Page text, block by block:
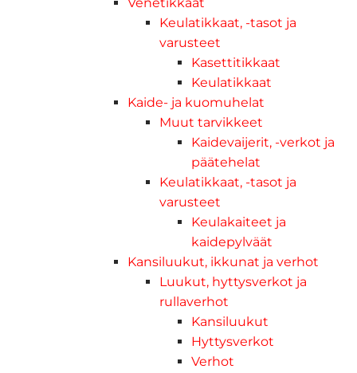
Keulatikkaat, -tasot ja
varusteet
Kasettitikkaat
Keulatikkaat
Kaide- ja kuomuhelat
Muut tarvikkeet
Kaidevaijerit, -verkot ja
päätehelat
Keulatikkaat, -tasot ja
varusteet
Keulakaiteet ja
kaidepylväät
Kansiluukut, ikkunat ja verhot
Luukut, hyttysverkot ja
rullaverhot
Kansiluukut
Hyttysverkot
Verhot